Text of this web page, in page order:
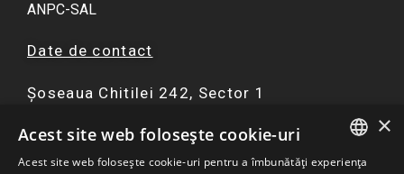
ANPC-SAL
Date de contact
Șoseaua Chitilei 242, Sector 1
F
a
I
n
Y
o
W
h
×
Acest site web folosește cookie-uri
Acest site web folosește cookie-uri pentru a îmbunătăți experiența